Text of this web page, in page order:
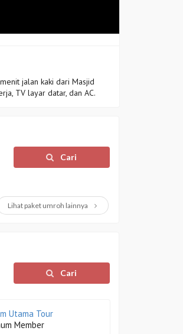
jalan kaki dari Masjid
TV layar datar, dan AC.
Cari
Lihat paket umroh lainnya
Cari
Utama Tour